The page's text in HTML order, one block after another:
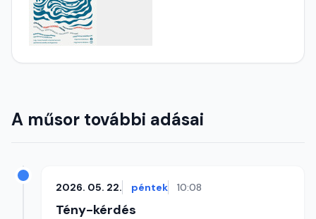
A műsor további adásai
2026. 05. 22. péntek 10:08
Tény-kérdés